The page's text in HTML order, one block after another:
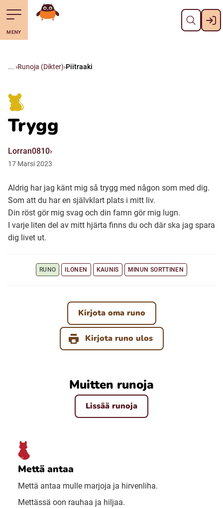
Till navigering av sidans innehåll
Till övergripande innehåll för webbplatsen Pane kiini
Suomi (Finska)
Julevsámegiella (Lulesamiska)
Åarjelsaemiengïele (Sydsamiska)
Davvisámegiella (Nordsamiska)
Bidumsámegiella (Pitesamiska)
Resanderomani (Romska)
MENY
Mene starttisivule
Runoja (Dikter) Piitraaki
Trygg
Lorran0810
17 Marsi2023
Aldrig har jag känt mig så trygg med någon som med dig.
Som att du har en självklart plats i mitt liv.
Din röst gör mig svag och din famn gör mig lugn.
I varje liten del av mitt hjärta finns du och där ska jag spara
dig livet ut.
RUNO ILONEN KAUNIS MINUN SORTTINEN
Kirjota oma runo
Kirjota runo ulos
Muitten runoja
Lissää runoja
Mettä antaa
Mettä antaa mulle marjoja ja hirvenliha.
Mettässä oon rauhaa ja hiljaa.